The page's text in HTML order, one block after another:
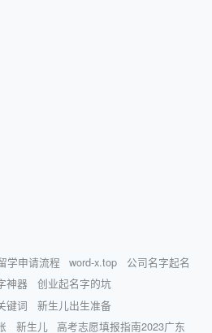
学申请流程 word-x.top
公司名字起名
神器
创业起名字的坑
键词
新生儿出生准备
新生儿
高考志愿填报指南2023广东